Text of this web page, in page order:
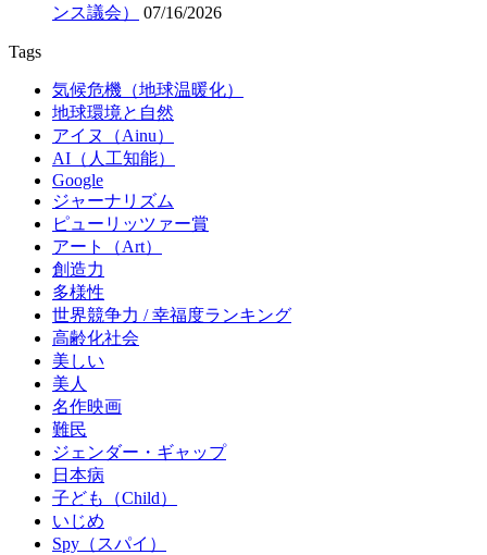
ンス議会）
07/16/2026
Tags
気候危機（地球温暖化）
地球環境と自然
アイヌ（Ainu）
AI（人工知能）
Google
ジャーナリズム
ピューリッツァー賞
アート（Art）
創造力
多様性
世界競争力 / 幸福度ランキング
高齢化社会
美しい
美人
名作映画
難民
ジェンダー・ギャップ
日本病
子ども（Child）
いじめ
Spy（スパイ）